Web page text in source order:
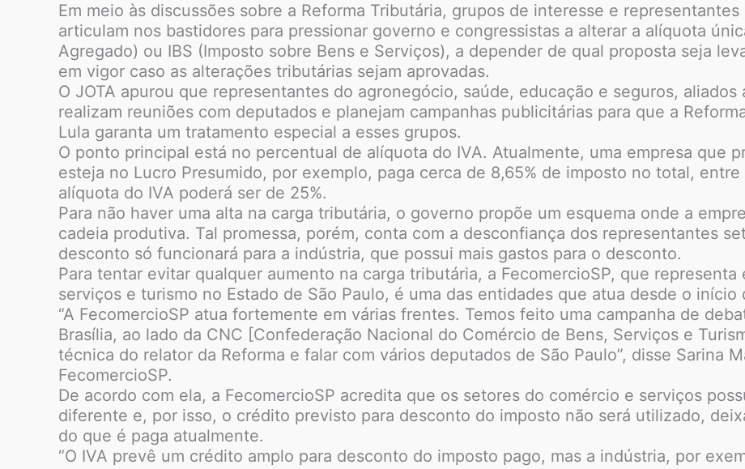
Em meio às discussões sobre a Reforma Tributária, grupos de interesse e
articulam nos bastidores para pressionar governo e congressistas a alterar a alíquota
Agregado) ou IBS (Imposto sobre Bens e Serviços), a depender de qual proposta seja
em vigor caso as alterações tributárias sejam aprovadas.
O JOTA apurou que representantes do agronegócio, saúde, educação e seguros,
realizam reuniões com deputados e planejam campanhas publicitárias para que a
Lula garanta um tratamento especial a esses grupos.
O ponto principal está no percentual de alíquota do IVA. Atualmente, uma empresa que
esteja no Lucro Presumido, por exemplo, paga cerca de 8,65% de imposto no total, entre
alíquota do IVA poderá ser de 25%.
Para não haver uma alta na carga tributária, o governo propõe um esquema onde a
cadeia produtiva. Tal promessa, porém, conta com a desconfiança dos representantes
desconto só funcionará para a indústria, que possui mais gastos para o desconto.
Para tentar evitar qualquer aumento na carga tributária, a FecomercioSP, que
serviços e turismo no Estado de São Paulo, é uma das entidades que atua desde o início
“A FecomercioSP atua fortemente em várias frentes. Temos feito uma campanha de
Brasília, ao lado da CNC [Confederação Nacional do Comércio de Bens, Serviços e
técnica do relator da Reforma e falar com vários deputados de São Paulo”, disse Sarina
FecomercioSP.
De acordo com ela, a FecomercioSP acredita que os setores do comércio e serviços
diferente e, por isso, o crédito previsto para desconto do imposto não será utilizado,
do que é paga atualmente.
“O IVA prevê um crédito amplo para desconto do imposto pago, mas a indústria, por